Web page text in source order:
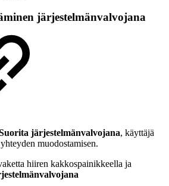
järjestelmänvalvojana
järjestelmänvalvojana, käyttäjä
muodostamisen.
hiiren kakkospainikkeella ja